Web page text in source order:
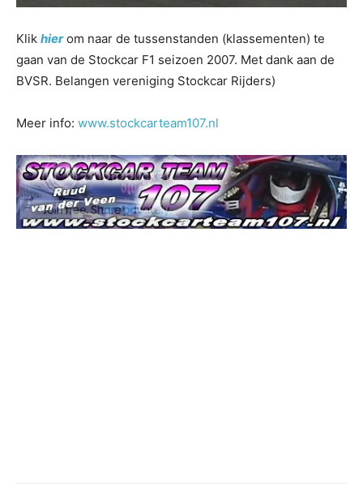
Klik hierom naar de tussenstanden (klassementen) te
gaan van de Stockcar F1 seizoen 2007. Met dank aan de
BVSR. Belangen vereniging Stockcar Rijders)
Meer info: www.stockcarteam107.nl